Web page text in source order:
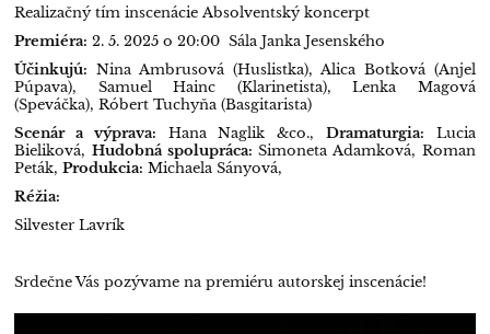
Realizačný tím inscenácieAbsolventský koncerpt
Premiéra: 2. 5. 2025 o 20:00Sála Janka Jesenského
Účinkujú: Nina Ambrusová (Huslistka),Alica Botková (Anjel
Púpava), Samuel Hainc (Klarinetista),Lenka Magová
(Speváčka),Róbert Tuchyňa (Basgitarista)
Scenár a výprava:
Hana Naglik &co., Dramaturgia:
Lucia
Bieliková, Hudobná spolupráca: Simoneta Adamková, Roman
Peták,Produkcia: Michaela Sányová,
Réžia:
Silvester Lavrík
Srdečne Vás pozývame na premiéru autorskej inscenácie!